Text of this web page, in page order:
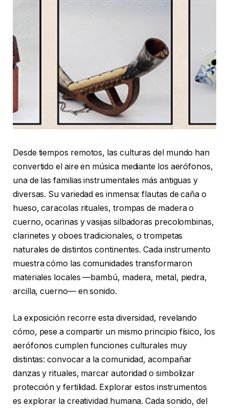
Desde tiempos remotos, las culturas del mundo han
convertido el aire en música mediante los aerófonos,
una de las familias instrumentales más antiguas y
diversas. Su variedad es inmensa: flautas de caña o
hueso, caracolas rituales, trompas de madera o
cuerno, ocarinas y vasijas silbadoras precolombinas,
clarinetes y oboes tradicionales, o trompetas
naturales de distintos continentes. Cada instrumento
muestra cómo las comunidades transformaron
materiales locales —bambú, madera, metal, piedra,
arcilla, cuerno— en sonido.
La exposición recorre esta diversidad, revelando
cómo, pese a compartir un mismo principio físico, los
aerófonos cumplen funciones culturales muy
distintas: convocar a la comunidad, acompañar
danzas y rituales, marcar autoridad o simbolizar
protección y fertilidad. Explorar estos instrumentos
es explorar la creatividad humana. Cada sonido, del